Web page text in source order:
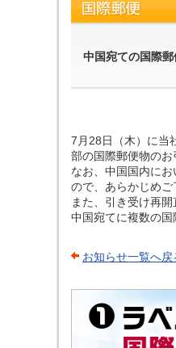
中国宛ての国際
7月28日（木）に当
部の国際郵便物のお
なお、中国国内に
ので、あらかじめご
また、引き受け再
中国宛てに複数の
お知らせ一覧へ戻